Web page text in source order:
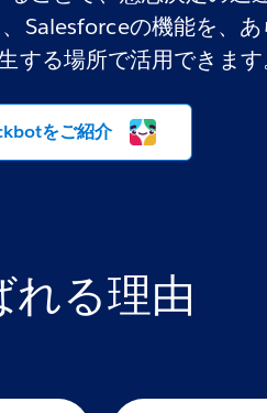
Salesforceの機能を、
る場所で活用できます
をご紹介
る理由